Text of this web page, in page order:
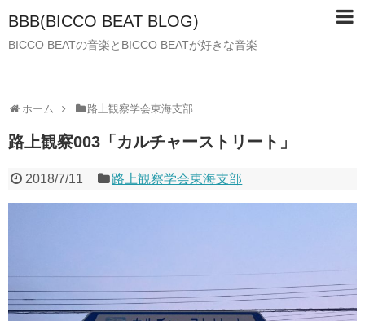
BBB(BICCO BEAT BLOG)
BICCO BEATの音楽とBICCO BEATが好きな音楽
ホーム 路上観察学会東海支部
路上観察003「カルチャーストリート」
2018/7/11 路上観察学会東海支部